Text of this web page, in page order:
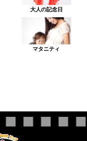
大人の記念日
マタニティ